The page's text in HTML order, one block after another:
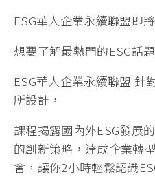
ESG華人企業永續聯盟即
想要了解最熱門的ESG話
ESG華人企業永續聯盟 針
所設計，
課程揭露國內外ESG發展
的創新策略，達成企業轉
會，讓你2小時輕鬆認識